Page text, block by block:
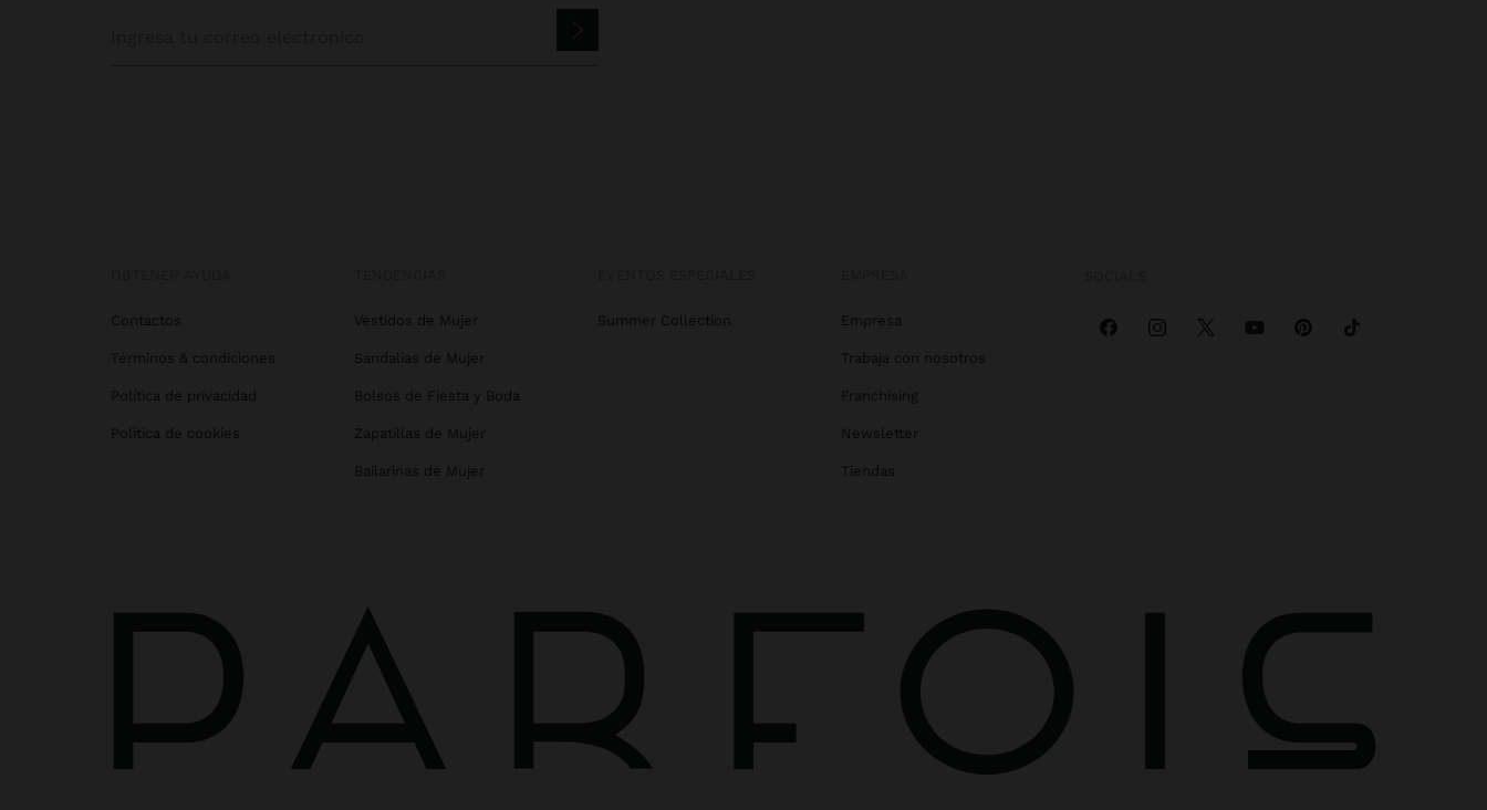
Contactos
Términos & condiciones
Política de privacidad
Política de cookies
Vestidos de Mujer
Sandalias de Mujer
Bolsos de Fiesta y Boda
Zapatillas de Mujer
Bailarinas de Mujer
Summer Collection Empresa
Trabaja con nosotros
Franchising
Newsletter
Tiendas